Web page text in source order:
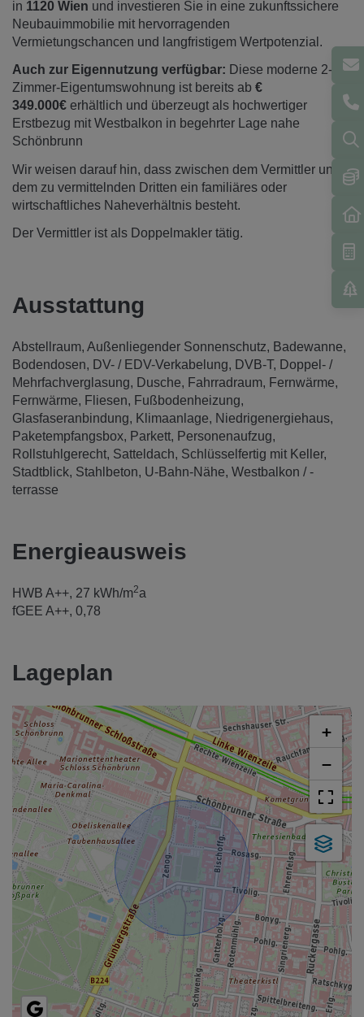
in 1120 Wien und investieren Sie in eine zukunftssichere
Neubauimmobilie mit hervorragenden
Vermietungschancen und langfristigem Wertpotenzial.
Auch zur Eigennutzung verfügbar: Diese moderne 2-
Zimmer-Eigentumswohnung ist bereits ab €
349.000€ erhältlich und überzeugt als hochwertiger
Erstbezug mit Westbalkon in begehrter Lage nahe
Schönbrunn
Wir weisen darauf hin, dass zwischen dem Vermittler und
dem zu vermittelnden Dritten ein familiäres oder
wirtschaftliches Naheverhältnis besteht.
Der Vermittler ist als Doppelmakler tätig.
Ausstattung
Abstellraum Außenliegender Sonnenschutz
Badewanne
Bodendosen
DV- / EDV-Verkabelung DVB-T
Doppel- /
Mehrfachverglasung
Dusche Fahrradraum
Fernwärme
Fernwärme
Fliesen
Fußbodenheizung
Glasfaseranbindung
Klimaanlage
Niedrigenergiehaus
Paketempfangsbox
Parkett
Personenaufzug
Rollstuhlgerecht Satteldach Schlüsselfertig mit Keller
Stadtblick Stahlbeton U-Bahn-Nähe Westbalkon / -
terrasse
Energieausweis
HWB A++, 27 kWh/m2a
fGEE A++, 0,78
Lageplan
+
−